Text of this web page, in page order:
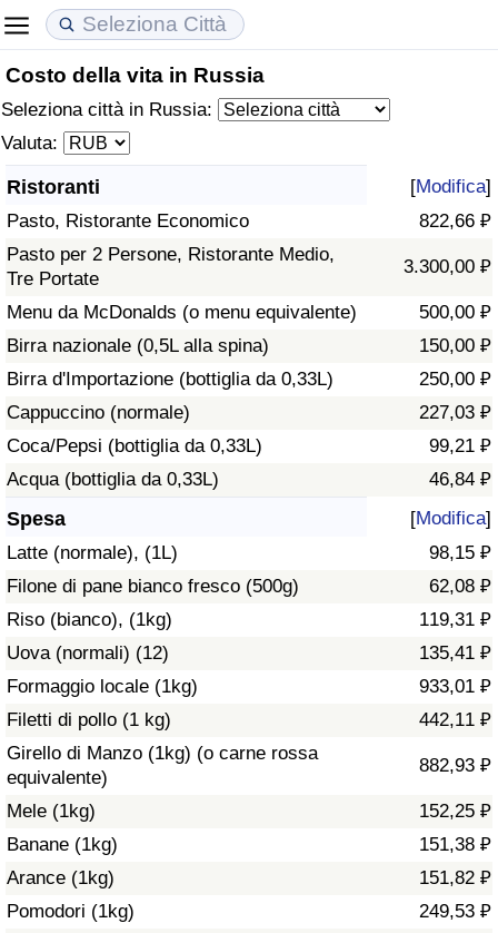
Costo della vita in Russia
Seleziona città in Russia:
Valuta:
Ristoranti [Modifica]
Pasto, Ristorante Economico
822,66 ₽
Pasto per 2 Persone, Ristorante Medio,
Tre Portate
3.300,00 ₽
Menu da McDonalds (o menu equivalente)
500,00 ₽
Birra nazionale (0,5L alla spina)
150,00 ₽
Birra d'Importazione (bottiglia da 0,33L)
250,00 ₽
Cappuccino (normale)
227,03 ₽
Coca/Pepsi (bottiglia da 0,33L)
99,21 ₽
Acqua (bottiglia da 0,33L)
46,84 ₽
Spesa [Modifica]
Latte (normale), (1L)
98,15 ₽
Filone di pane bianco fresco (500g)
62,08 ₽
Riso (bianco), (1kg)
119,31 ₽
Uova (normali) (12)
135,41 ₽
Formaggio locale (1kg)
933,01 ₽
Filetti di pollo (1 kg)
442,11 ₽
Girello di Manzo (1kg) (o carne rossa
equivalente)
882,93 ₽
Mele (1kg)
152,25 ₽
Banane (1kg)
151,38 ₽
Arance (1kg)
151,82 ₽
Pomodori (1kg)
249,53 ₽
Costo della vita
Indice Del Costo Della Vita (corrente)
Indice Del Costo Della Vita
Indice del Costo della Vita per Nazione
ad Aqaba
Prezzi degli immobili
Indice del Prezzo delle Case (Corrente)
Indice del Prezzo delle Case
Indice del Prezzo delle Case per Nazione
Qualità della Vita
Indice della Qualità della Vita
Indice della Qualità della Vita (Corrente)
Indice della qualità della vita per Paese
Criminalità
Indice del Tasso di Criminalità (Corrente)
Indice della Criminalità
Indice di criminalità per paese
Indice dell’Assistenza Sanitaria (Corrente)
Indice dell’Assistenza Sanitaria
Indice dell’Assistenza Sanitaria per
Nazione
Inquinamento
Indice dell’Inquinamento (Corrente)
Indice di inquinamento